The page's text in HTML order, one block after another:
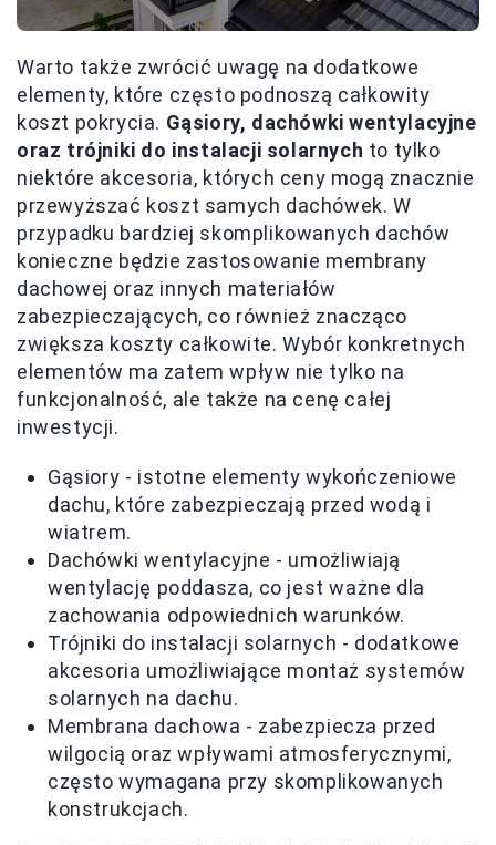
Warto także zwrócić uwagę na dodatkowe
elementy, które często podnoszą całkowity
koszt pokrycia. Gąsiory, dachówki wentylacyjne
oraz trójniki do instalacji solarnych to tylko
niektóre akcesoria, których ceny mogą znacznie
przewyższać koszt samych dachówek. W
przypadku bardziej skomplikowanych dachów
konieczne będzie zastosowanie membrany
dachowej oraz innych materiałów
zabezpieczających, co również znacząco
zwiększa koszty całkowite. Wybór konkretnych
elementów ma zatem wpływ nie tylko na
funkcjonalność, ale także na cenę całej
inwestycji.
Gąsiory - istotne elementy wykończeniowe
dachu, które zabezpieczają przed wodą i
wiatrem.
Dachówki wentylacyjne - umożliwiają
wentylację poddasza, co jest ważne dla
zachowania odpowiednich warunków.
Trójniki do instalacji solarnych - dodatkowe
akcesoria umożliwiające montaż systemów
solarnych na dachu.
Membrana dachowa - zabezpiecza przed
wilgocią oraz wpływami atmosferycznymi,
często wymagana przy skomplikowanych
konstrukcjach.